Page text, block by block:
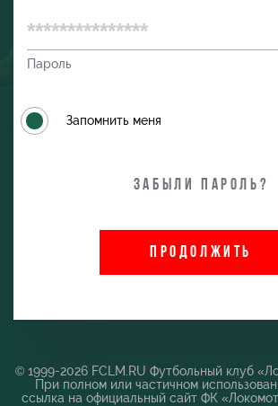
Пароль
Запомнить меня
Забыли пароль?
ПРОДОЛЖИТЬ
© 1999-2026 FCLM.RU Футбольный клуб
При полном или частичном
ссылка на официальный сайт ФК